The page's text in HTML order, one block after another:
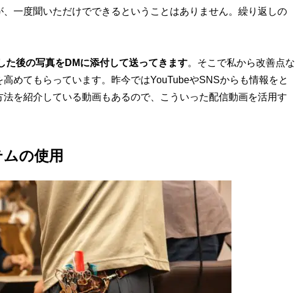
一度聞いただけでできるということはありません。繰り返しの
た後の写真をDMに添付して送ってきます。そこで私から改善点な
めてもらっています。昨今ではYouTubeやSNSからも情報をと
を紹介している動画もあるので、こういった配信動画を活用す
の使用